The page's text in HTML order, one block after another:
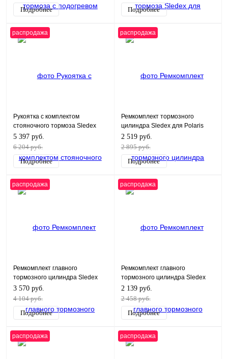
Подробнее
Подробнее
распродажа
Рукоятка с комплектом
стояночного тормоза Sledex
для Ski-Doo
5 397 руб.
6 204 руб.
Подробнее
распродажа
Ремкомплект тормозного
цилиндра Sledex для Polaris
2 519 руб.
2 895 руб.
Подробнее
распродажа
Ремкомплект главного
тормозного цилиндра Sledex
для Yamaha, Arctic Cat
3 570 руб.
4 104 руб.
Подробнее
распродажа
Ремкомплект главного
тормозного цилиндра Sledex
для Polaris
2 139 руб.
2 458 руб.
Подробнее
распродажа распродажа